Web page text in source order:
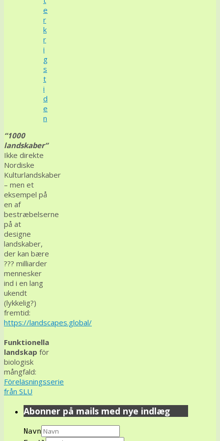
e
r
k
r
i
g
s
t
i
d
e
n
“1000
landskaber”
Ikke direkte
Nordiske
Kulturlandskaber
– men et
eksempel på
en af
bestræbelserne
på at
designe
landskaber,
der kan bære
??? milliarder
mennesker
ind i en lang
ukendt
(lykkelig?)
fremtid:
https://landscapes.global/
Funktionella
landskap för
biologisk
mångfald:
Föreläsningsserie
från SLU
Abonner på mails med nye indlæg
Navn